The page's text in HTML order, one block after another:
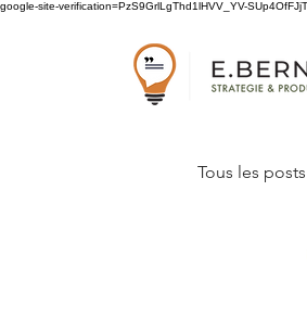
google-site-verification=PzS9GrlLgThd1lHVV_YV-
Tous les posts